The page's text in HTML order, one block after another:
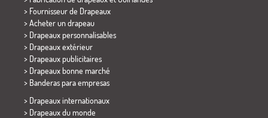
> Fournisseur de Drapeaux
> Acheter un drapeau
> Drapeaux personnalisables
> Drapeaux extérieur
> Drapeaux publicitaires
> Drapeaux bonne marché
> Banderas para empresas
> Drapeaux internationaux
> Drapeaux du monde